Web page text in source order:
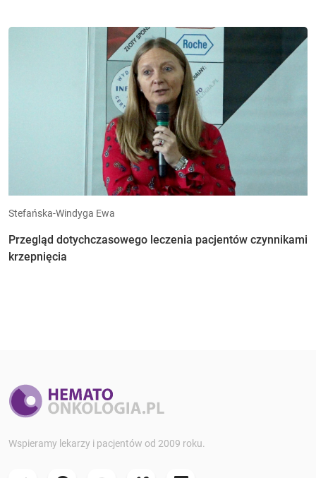
Stefańska-Windyga Ewa
Przegląd dotychczasowego leczenia pacjentów czynnikami
krzepnięcia
Wspieramy lekarzy i pacjentów od 2009 roku.